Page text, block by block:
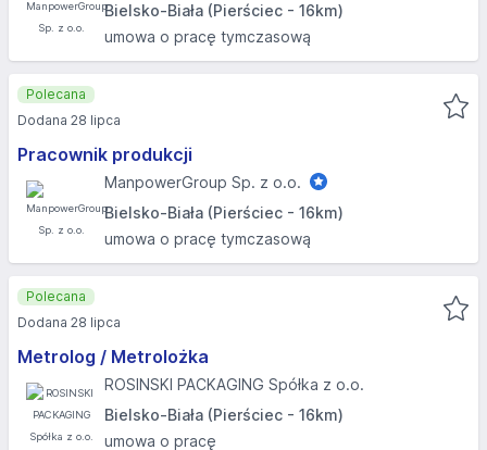
Bielsko-Biała (Pierściec - 16km)
umowa o pracę tymczasową
Pracownik produkcji
ManpowerGroup Sp. z o.o.
Bielsko-Biała (Pierściec - 16km)
umowa o pracę tymczasową
Polecana
Dodana 28 lipca
Metrolog / Metrolożka
ROSINSKI PACKAGING Spółka z o.o.
Bielsko-Biała (Pierściec - 16km)
umowa o pracę
Polecana
Dodana 28 lipca